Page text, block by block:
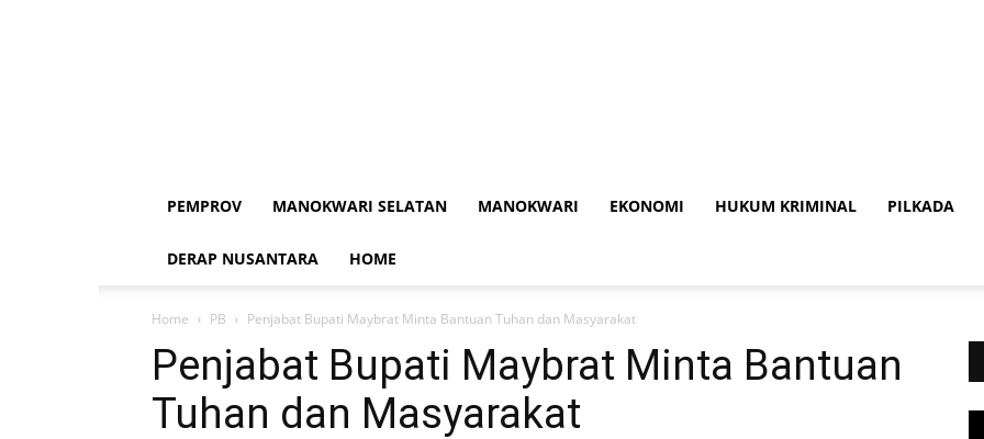
PEMPROV MANOKWARI SELATAN MANOKWARI EKONOMI HUKUM KRIMINAL PILKADA
DERAP NUSANTARA HOME
Home PB Penjabat Bupati Maybrat Minta Bantuan Tuhan dan Masyarakat
Penjabat Bupati Maybrat Minta Bantuan
Tuhan dan Masyarakat